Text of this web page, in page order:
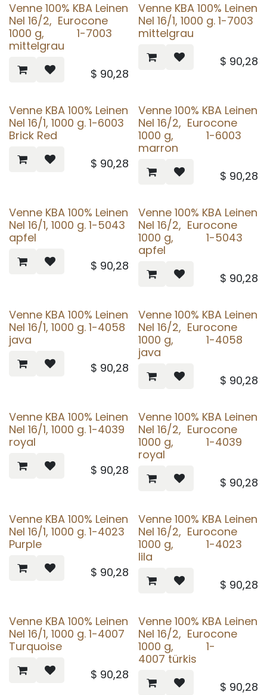
Venne 100% KBA Leinen
Nel 16/2, Eurocone
1000 g, 1-7003
mittelgrau
$ 90,28
Venne KBA 100% Leinen
Nel 16/1, 1000 g. 1-7003
mittelgrau
$ 90,28
Venne KBA 100% Leinen
Nel 16/1, 1000 g. 1-6003
Brick Red
$ 90,28
Venne 100% KBA Leinen
Nel 16/2, Eurocone
1000 g, 1-6003
marron
$ 90,28
Venne KBA 100% Leinen
Nel 16/1, 1000 g. 1-5043
apfel
$ 90,28
Venne 100% KBA Leinen
Nel 16/2, Eurocone
1000 g, 1-5043
apfel
$ 90,28
Venne KBA 100% Leinen
Nel 16/1, 1000 g. 1-4058
java
$ 90,28
Venne 100% KBA Leinen
Nel 16/2, Eurocone
1000 g, 1-4058
java
$ 90,28
Venne KBA 100% Leinen
Nel 16/1, 1000 g. 1-4039
royal
$ 90,28
Venne 100% KBA Leinen
Nel 16/2, Eurocone
1000 g, 1-4039
royal
$ 90,28
Venne KBA 100% Leinen
Nel 16/1, 1000 g. 1-4023
Purple
$ 90,28
Venne 100% KBA Leinen
Nel 16/2, Eurocone
1000 g, 1-4023
lila
$ 90,28
Venne KBA 100% Leinen
Nel 16/1, 1000 g. 1-4007
Turquoise
$ 90,28
Venne 100% KBA Leinen
Nel 16/2, Eurocone
1000 g, 1-
4007 türkis
$ 90,28